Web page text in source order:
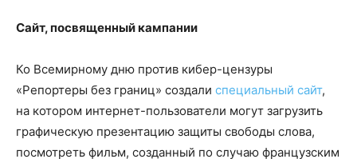
Сайт, посвященный кампании
Ко Всемирному дню против кибер-цензуры
«Репортеры без границ» создали специальный сайт,
на котором интернет-пользователи могут загрузить
графическую презентацию защиты свободы слова,
посмотреть фильм, созданный по случаю французским